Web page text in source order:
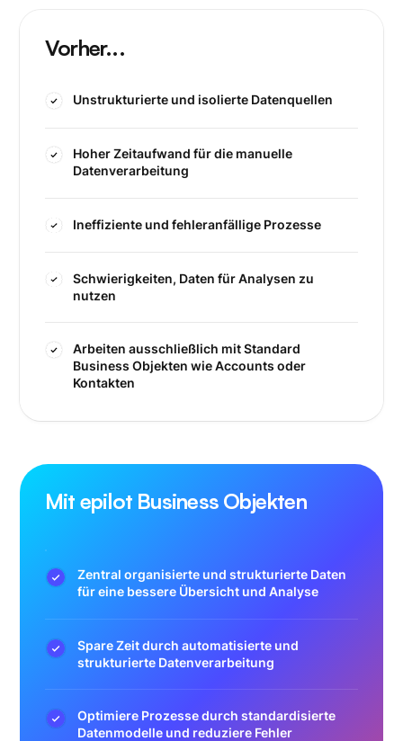
Vorher...
Unstrukturierte und isolierte Datenquellen
Hoher Zeitaufwand für die manuelle
Datenverarbeitung
Ineffiziente und fehleranfällige Prozesse
Schwierigkeiten, Daten für Analysen zu
nutzen
Arbeiten ausschließlich mit Standard
Business Objekten wie Accounts oder
Kontakten
Mit epilot Business Objekten
Zentral organisierte und strukturierte Daten
für eine bessere Übersicht und Analyse
Spare Zeit durch automatisierte und
strukturierte Datenverarbeitung
Optimiere Prozesse durch standardisierte
Datenmodelle und reduziere Fehler